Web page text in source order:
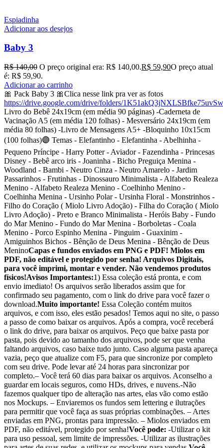
Espiadinha
Adicionar aos desejos
Baby 3
R$140,00 O preço original era: R$ 140,00.R$ 59,90O preço atual
é: R$ 59,90.
Adicionar ao carrinho
🎀 Pack Baby 3 🎀Clica nesse link pra ver as fotos
https://drive.google.com/drive/folders/
Livro do Bebê 24x19cm (em média 90 páginas) -Caderneta de
Vacinação A5 (em média 120 folhas) - Mesversário 24x19cm (em
média 80 folhas) -Livro de Mensagens A5+ -Bloquinho 10x15cm
(100 folhas)🟣 Temas - Elefantinho - Elefantinha - Abelhinha -
Pequeno Príncipe - Harry Potter - Aviador - Fazendinha - Princesas
Disney - Bebê arco iris - Joaninha - Bicho Preguiça Menina -
Woodland - Bambi - Neutro Cinza - Neutro Amarelo - Jardim
Passarinhos - Frutinhas - Dinossauro Minimalista - Alfabeto Realeza
Menino - Alfabeto Realeza Menino - Coelhinho Menino -
Coelhinha Menina - Ursinho Polar - Ursinha Floral - Monstrinhos -
Filho do Coração ( Miolo Livro Adoção) - Filha do Coração ( Miolo
Livro Adoção) - Preto e Branco Minimalista - Heróis Baby - Fundo
do Mar Menino - Fundo do Mar Menina - Borboletas - Coala
Menino - Porco Espinho Menina - Pinguim - Guaxinim -
Amiguinhos Bichos - Bênção de Deus Menina - Bênção de Deus
MeninoCapas e fundos enviados em PNG e PDF! Miolos em
PDF, não editável e protegido por senha! Arquivos Digitais,
para você imprimi, montar e vender. Não vendemos produtos
físicos!Avisos Importantes:1) Essa coleção está pronta, e com
envio imediato! Os arquivos serão liberados assim que for
confirmado seu pagamento, com o link do drive para você fazer o
download.Muito importante! Essa Coleção contém muitos
arquivos, e com isso, eles estão pesados! Temos aqui no site, o passo
a passo de como baixar os arquivos. Após a compra, você receberá
o link do drive, para baixar os arquivos. Peço que baixe pasta por
pasta, pois devido ao tamanho dos arquivos, pode ser que venha
faltando arquivos, caso baixe tudo junto. Caso alguma pasta apareça
vazia, peço que atualize com F5, para que sincronize por completo
com seu drive. Pode levar até 24 horas para sincronizar por
completo.– Você terá 60 dias para baixar os arquivos. Aconselho a
guardar em locais seguros, como HDs, drives, e nuvens.-Não
fazemos qualquer tipo de alteração nas artes, elas vão como estão
nos Mockups. – Enviaremos os fundos sem lettering e ilutrações
para permitir que você faça as suas próprias combinações. – Artes
enviadas em PNG, prontas para impressão. – Miolos enviados em
PDF, não editável, protegido por senha!Você pode: -Utilizar o kit
para uso pessoal, sem limite de impressões. -Utilizar as ilustrações